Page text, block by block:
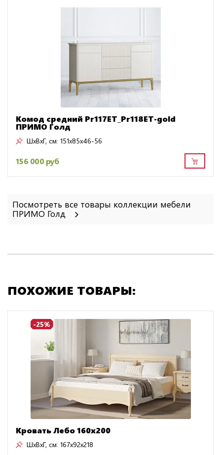
Комод средний Pr117ET_Pr118ET-gold
ПРИМО Голд
ШxВxГ, см: 151x85x46-56
156 000 руб
Посмотреть все товары коллекции мебели
ПРИМО Голд
ПОХОЖИЕ ТОВАРЫ:
-25%
Кровать Лебо 160х200
ШxВxГ, см: 167x92x218